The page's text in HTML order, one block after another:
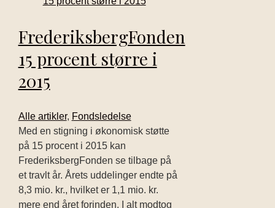
FrederiksbergFonden
15 procent større i
2015
Alle artikler, Fondsledelse
Med en stigning i økonomisk støtte
på 15 procent i 2015 kan
FrederiksbergFonden se tilbage på
et travlt år. Årets uddelinger endte på
8,3 mio. kr., hvilket er 1,1 mio. kr.
mere end året forinden. I alt modtog